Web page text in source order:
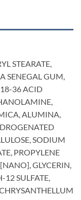
STEARATE,
SENEGAL GUM,
36 ACID
ALUMINA,
SODIUM
PROPYLENE
GLYCERIN,
12 SULFATE,